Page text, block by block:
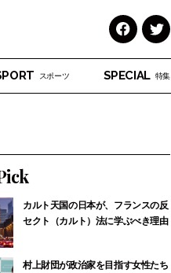
book er
スポーツ SPECIAL 特集
カルト天国の日本が、フランスの反
セクト（カルト）法に学ぶべき理由
村上財団が政治家を目指す女性たち